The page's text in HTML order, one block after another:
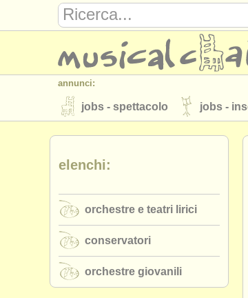
annunci:
jobs - spettacolo jobs -
strumenti in vendita
elenchi:
musicalchairs:
editori:
pubblica con noi find out
elenchi:
orchestre e teatri lirici
conservatori
orchestre giovanili